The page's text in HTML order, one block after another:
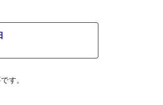
す。